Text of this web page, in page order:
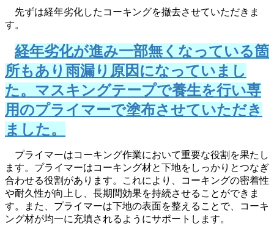
先ずは経年劣化したコーキングを撤去させていただきま
す。
経年劣化が進み一部無くなっている箇
所もあり雨漏り原因になっていまし
た。マスキングテープで養生を行い専
用のプライマーで塗布させていただき
ました。
プライマーはコーキング作業において重要な役割を果たし
ます。プライマーはコーキング材と下地をしっかりとつなぎ
合わせる役割があります。これにより、コーキングの密着性
や耐久性が向上し、長期間効果を持続させることができま
す。また、プライマーは下地の表面を整えることで、コーキ
ング材が均一に充填されるようにサポートします。